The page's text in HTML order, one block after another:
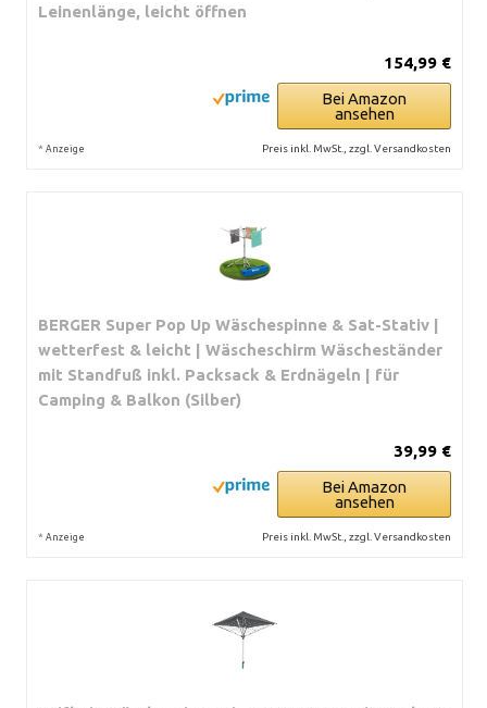
Leinenlänge, leicht öffnen
154,99 €
Bei Amazon
ansehen
* Anzeige Preis inkl. MwSt., zzgl. Versandkosten
BERGER Super Pop Up Wäschespinne & Sat-Stativ |
wetterfest & leicht | Wäscheschirm Wäscheständer
mit Standfuß inkl. Packsack & Erdnägeln | für
Camping & Balkon (Silber)
39,99 €
Bei Amazon
ansehen
* Anzeige Preis inkl. MwSt., zzgl. Versandkosten